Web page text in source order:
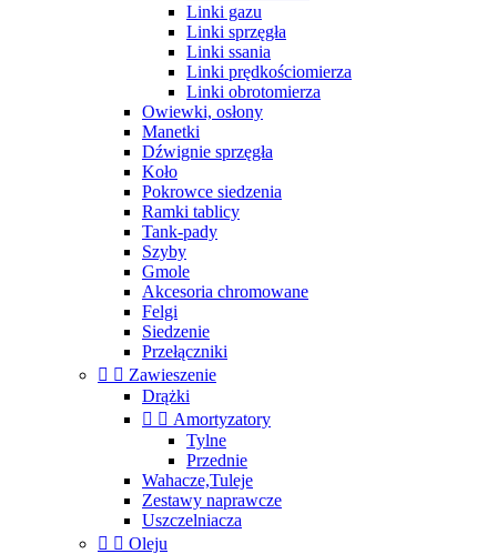
Linki gazu
Linki sprzęgła
Linki ssania
Linki prędkościomierza
Linki obrotomierza
Owiewki, osłony
Manetki
Dźwignie sprzęgła
Koło
Pokrowce siedzenia
Ramki tablicy
Tank-pady
Szyby
Gmole
Akcesoria chromowane
Felgi
Siedzenie
Przełączniki
  Zawieszenie
Drążki
  Amortyzatory
Tylne
Przednie
Wahacze,Tuleje
Zestawy naprawcze
Uszczelniacza
  Oleju